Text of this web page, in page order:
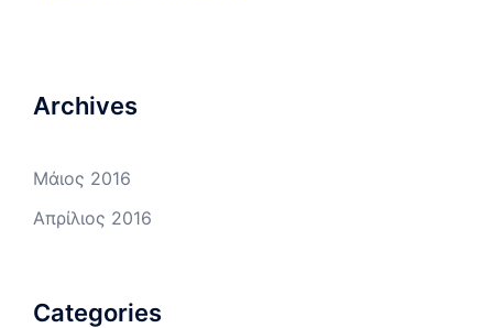
Archives
Μάιος 2016
Απρίλιος 2016
Categories